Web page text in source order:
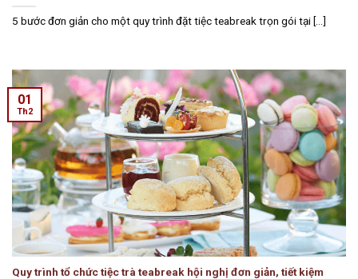
5 bước đơn giản cho một quy trình đặt tiệc teabreak trọn gói tại [...]
Quy trình tổ chức tiệc trà teabreak hội nghị đơn giản, tiết kiệm
01
Th2